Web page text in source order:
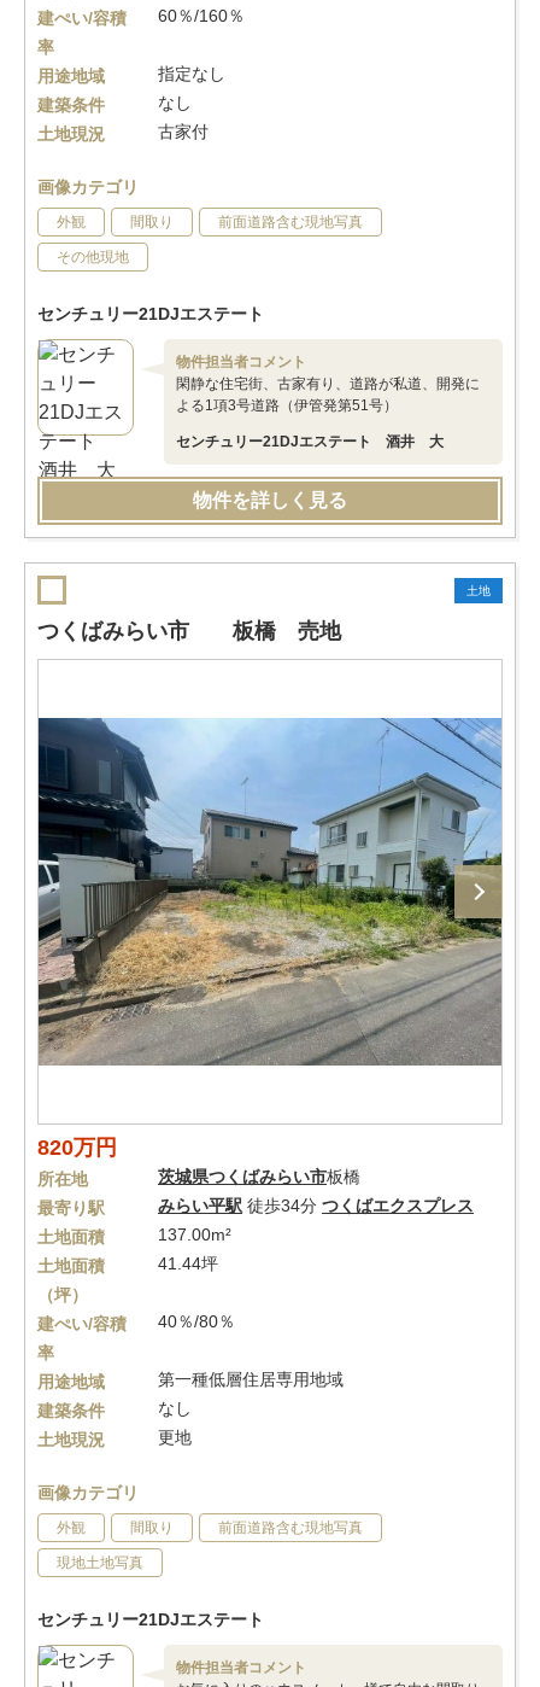
建ぺい/容積
率
60％/160％
用途地域
指定なし
建築条件
なし
土地現況
古家付
画像カテゴリ
外観 間取り 前面道路含む現地写真
その他現地
センチュリー21DJエステート
物件担当者コメント
閑静な住宅街、古家有り、道路が私道、開発に
よる1項3号道路（伊管発第51号）
センチュリー21DJエステート 酒井 大
物件を詳しく見る
土地
つくばみらい市 板橋 売地
820万円
所在地 茨城県つくばみらい市板橋
最寄り駅
みらい平駅 徒歩34分 つくばエクスプレス
土地面積
137.00m²
土地面積
（坪）
41.44坪
建ぺい/容積
率
40％/80％
用途地域
第一種低層住居専用地域
建築条件
なし
土地現況
更地
画像カテゴリ
外観 間取り 前面道路含む現地写真
現地土地写真
センチュリー21DJエステート
物件担当者コメント